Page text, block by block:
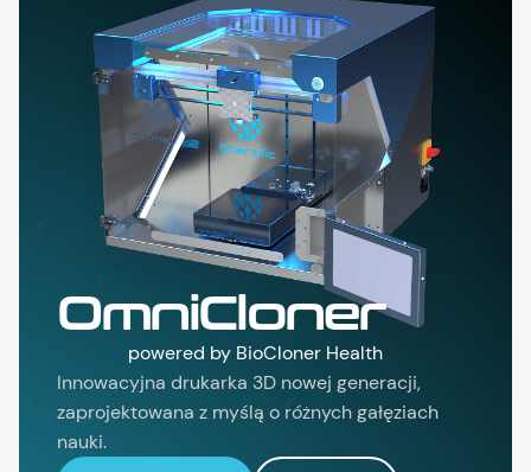
OmniCloner
powered by BioCloner Health
Innowacyjna drukarka 3D nowej generacji,
zaprojektowana z myślą o różnych gałęziach
nauki.